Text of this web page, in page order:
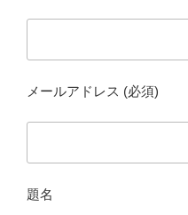
メールアドレス (必須)
題名